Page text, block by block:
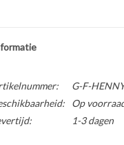
G-F-
Op
1-3 dagen